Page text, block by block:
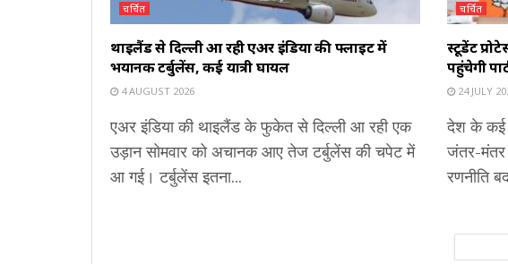
चर्चित
थाइलैंड से दिल्ली आ रही एअर इंडिया की फ्लाइट में
भयानक टर्बुलेंस, कई यात्री घायल
4 AUGUST 2026
एअर इंडिया की थाइलैंड के फुकेत से दिल्ली आ रही एक
उड़ान सोमवार को अचानक आए तेज टर्बुलेंस की चपेट में
आ गई। टर्बुलेंस इतना...
चर्चित
स्टूडेंट
पहुंचेगी
24 JULY
देश के कई
जंतर-मंतर
रणनीति